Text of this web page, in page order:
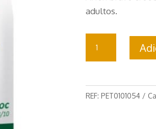
adultos.
Quantidade
de
Bravo
15kg
REF: PET0101054